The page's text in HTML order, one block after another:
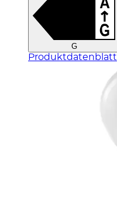
G
Produktdatenblatt